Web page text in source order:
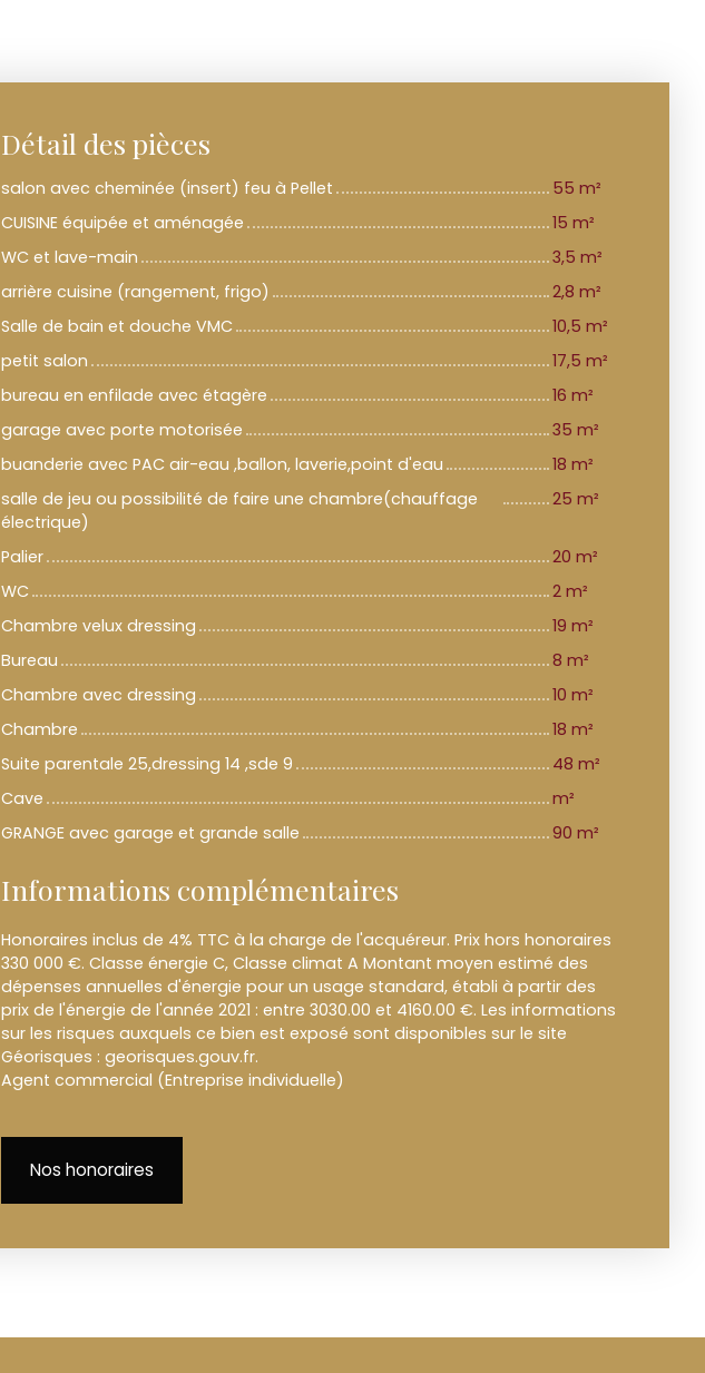
Détail des pièces
salon avec cheminée (insert) feu à Pellet
55 m²
CUISINE équipée et aménagée
15 m²
WC et lave-main
3,5 m²
arrière cuisine (rangement, frigo)
2,8 m²
Salle de bain et douche VMC
10,5 m²
petit salon
17,5 m²
bureau en enfilade avec étagère
16 m²
garage avec porte motorisée
35 m²
buanderie avec PAC air-eau ,ballon, laverie,point d'eau
18 m²
salle de jeu ou possibilité de faire une chambre(chauffage
électrique)
25 m²
Palier
20 m²
WC
2 m²
Chambre velux dressing
19 m²
Bureau
8 m²
Chambre avec dressing
10 m²
Chambre
18 m²
Suite parentale 25,dressing 14 ,sde 9
48 m²
Cave
m²
GRANGE avec garage et grande salle
90 m²
Informations complémentaires
Honoraires inclus de 4% TTC à la charge de l'acquéreur. Prix hors honoraires
330 000 €. Classe énergie C, Classe climat A Montant moyen estimé des
dépenses annuelles d'énergie pour un usage standard, établi à partir des
prix de l'énergie de l'année 2021 : entre 3030.00 et 4160.00 €. Les informations
sur les risques auxquels ce bien est exposé sont disponibles sur le site
Géorisques : georisques.gouv.fr.
Agent commercial (Entreprise individuelle)
Nos honoraires